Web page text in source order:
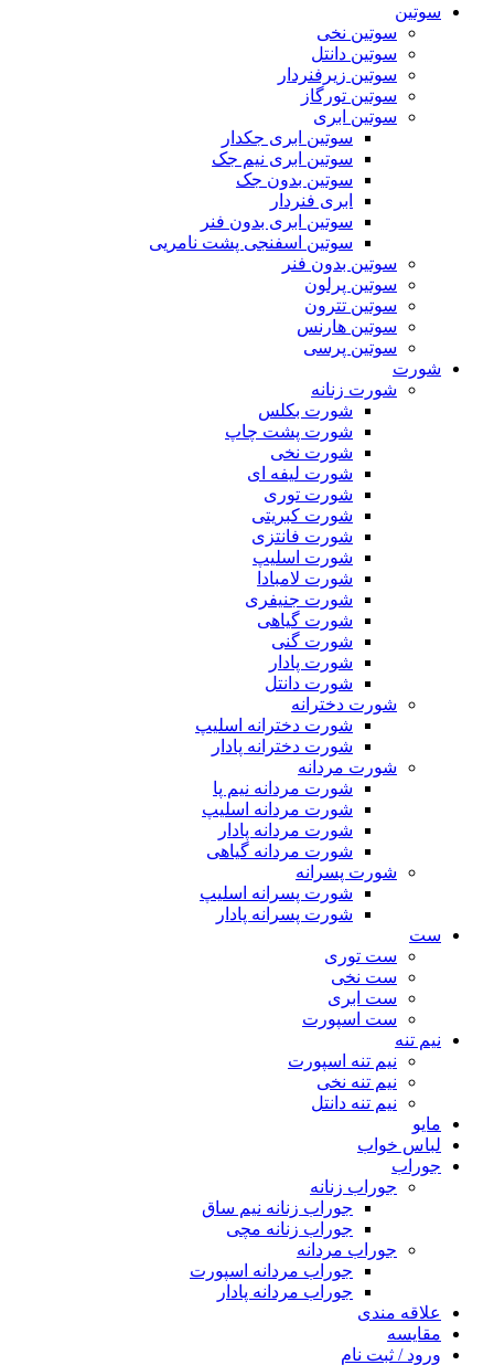
سوتین
سوتین نخی
سوتین دانتل
سوتین زیرفنردار
سوتین تورگاز
سوتین ابری
سوتین ابری جکدار
سوتین ابری نیم جک
سوتین بدون جک
ابری فنردار
سوتین ابری بدون فنر
سوتین اسفنجی پشت نامریی
سوتین بدون فنر
سوتین پرلون
سوتین تترون
سوتین هارنس
سوتین پرسی
شورت
شورت زنانه
شورت بکلس
شورت پشت چاپ
شورت نخی
شورت لیفه ای
شورت توری
شورت کبریتی
شورت فانتزی
شورت اسلیپ
شورت لامبادا
شورت جنیفری
شورت گیاهی
شورت گنی
شورت پادار
شورت دانتل
شورت دخترانه
شورت دخترانه اسلیپ
شورت دخترانه پادار
شورت مردانه
شورت مردانه نیم پا
شورت مردانه اسلیپ
شورت مردانه پادار
شورت مردانه گیاهی
شورت پسرانه
شورت پسرانه اسلیپ
شورت پسرانه پادار
ست
ست توری
ست نخی
ست ابری
ست اسپورت
نیم تنه
نیم تنه اسپورت
نیم تنه نخی
نیم تنه دانتل
مایو
لباس خواب
جوراب
جوراب زنانه
جوراب زنانه نیم ساق
جوراب زنانه مچی
جوراب مردانه
جوراب مردانه اسپورت
جوراب مردانه پادار
علاقه مندی
مقایسه
ورود / ثبت نام